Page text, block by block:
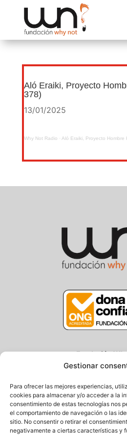
Gestionar
Para ofrecer las mejores experiencias,
cookies para almacenar y/o acceder a la
consentimiento de estas tecnologías nos
el comportamiento de navegación o las
sitio. No consentir o retirar el
negativamente a ciertas características y
Aló Eraiki, Proyecto
378)
13/01/2025
Why Not Radio · Aló Eraiki, Proyecto Hombre
Fundación
Centro/Txoko: Particular de
20013 Donostia –
Tel.: (+34) 943 058 694
Email: